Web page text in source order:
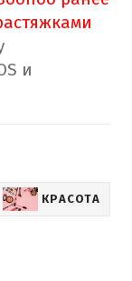
и
КРАСОТА